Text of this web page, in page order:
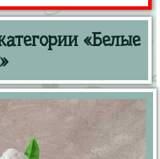
«Белые